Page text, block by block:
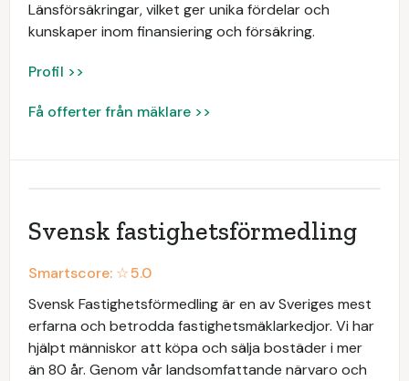
Länsförsäkringar, vilket ger unika fördelar och
kunskaper inom finansiering och försäkring.
Profil >>
Få offerter från mäklare >>
Svensk fastighetsförmedling
Smartscore: ☆5.0
Svensk Fastighetsförmedling är en av Sveriges mest
erfarna och betrodda fastighetsmäklarkedjor. Vi har
hjälpt människor att köpa och sälja bostäder i mer
än 80 år. Genom vår landsomfattande närvaro och